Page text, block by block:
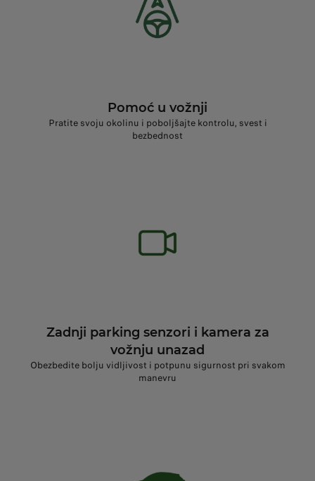
Pomoć u vožnji
Pratite svoju okolinu i poboljšajte kontrolu, svest i
bezbednost
Zadnji parking senzori i kamera za
vožnju unazad
Obezbedite bolju vidljivost i potpunu sigurnost pri svakom
manevru